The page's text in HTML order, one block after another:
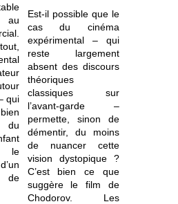
qui
du
le
de
Est-il possible que le
cas du cinéma
expérimental – qui
reste largement
absent des discours
théoriques
classiques sur
l’avant-garde –
permette, sinon de
démentir, du moins
de nuancer cette
vision dystopique ?
C’est bien ce que
suggère le film de
Chodorov. Les